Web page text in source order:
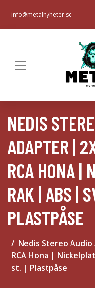
info@metalnyheter.se
NEDIS
ADAPTER |
RCA HONA |
RAK | ABS |
PLASTPÅSE
Nedis Stereo
RCA Hona |
st. | Plastpåse